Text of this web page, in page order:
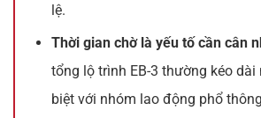
lệ.
Thời gian chờ là yếu tố cần cân
tổng lộ trình EB-3 thường kéo dài
biệt với nhóm lao động phổ